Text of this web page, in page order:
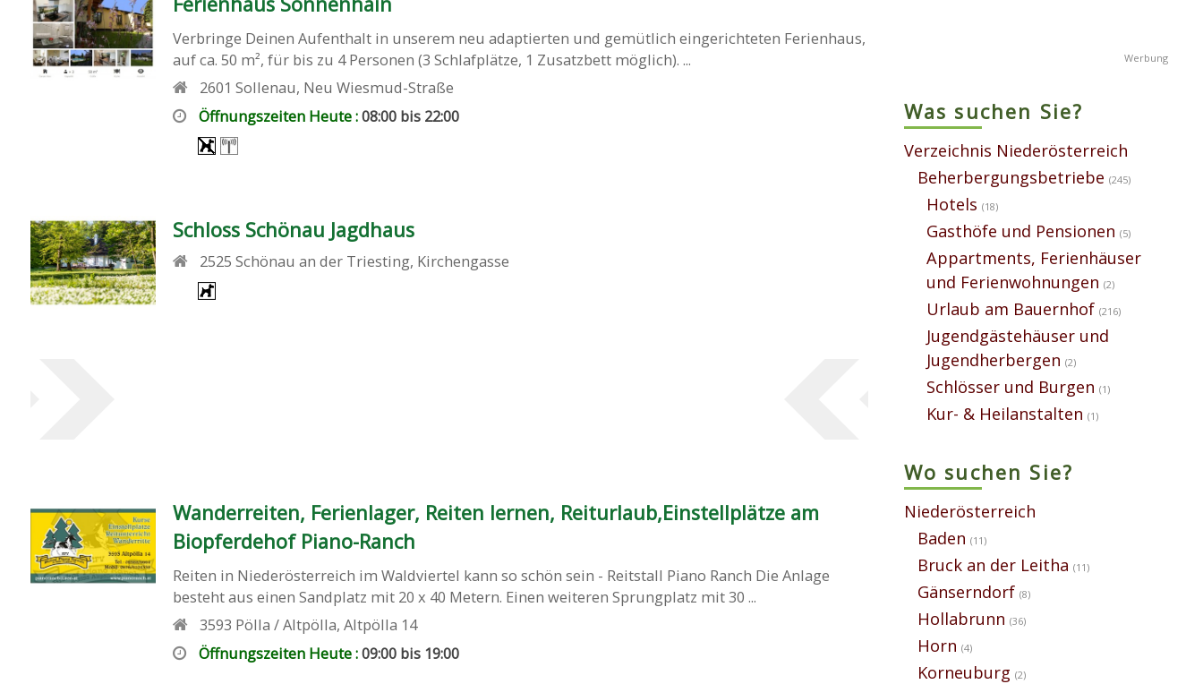
Verbringe Deinen Aufenthalt in unserem neu adaptierten und gemütlich eingerichteten Ferienhaus,
auf ca. 50 m², für bis zu 4 Personen (3 Schlafplätze, 1 Zusatzbett möglich). ...
2601 Sollenau, Neu Wiesmud-Straße
Öffnungszeiten Heute :08:00 bis 22:00
Schloss Schönau Jagdhaus
2525 Schönau an der Triesting, Kirchengasse
Wanderreiten, Ferienlager, Reiten lernen, Reiturlaub,Einstellplätze am
Biopferdehof Piano-Ranch
Reiten in Niederösterreich im Waldviertel kann so schön sein - Reitstall Piano Ranch Die Anlage
besteht aus einen Sandplatz mit 20 x 40 Metern. Einen weiteren Sprungplatz mit 30 ...
3593 Pölla / Altpölla,Altpölla 14
Öffnungszeiten Heute :09:00 bis 19:00
Was suchen Sie?
Verzeichnis Niederösterreich
Beherbergungsbetriebe (245)
Hotels (18)
Gasthöfe und Pensionen (5)
Appartments, Ferienhäuser
und Ferienwohnungen (2)
Urlaub am Bauernhof (216)
Jugendgästehäuser und
Jugendherbergen (2)
Schlösser und Burgen (1)
Kur- & Heilanstalten (1)
Wo suchen Sie?
Niederösterreich
Baden (11)
Bruck an der Leitha (11)
Gänserndorf (8)
Hollabrunn (36)
Horn (4)
Korneuburg (2)